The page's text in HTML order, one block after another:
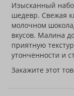
Изысканный
шедевр. Свежая
молочном
вкусов. Малина
приятную
утонченности и
Закажите этот